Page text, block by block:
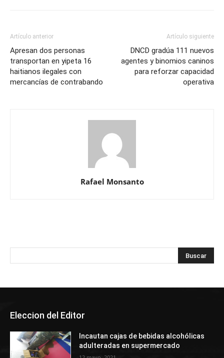
Artículo anterior
Apresan dos personas
transportan en yipeta 16
haitianos ilegales con
mercancías de contrabando
Artículo siguiente
DNCD gradúa 111 nuevos
agentes y binomios caninos
para reforzar capacidad
operativa
Rafael Monsanto
Eleccion del Editor
Incautan cajas de bebidas alcohólicas
adulteradas en supermercado